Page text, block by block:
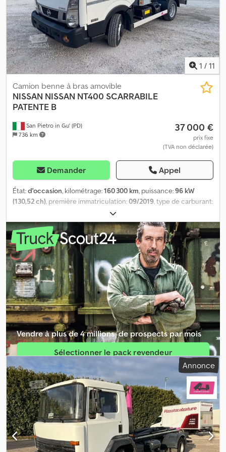
ordures : Chedexfiivspfx Ak Hea + Provence Benne (Faun) + Type
M50 Evo 2 TH LC SAD + Lève-bacs + Benne basculante + Presse +
Marchepied Véhicule communal, 1ʳᵉ main Recevez toutes les
nouvelles annonces par email – abonnez-vous à notre
NEWSLETTER ! Sous réserve d’erreurs ou de vente préalable.
1 / 11
San Pietro in Gu' (PD)
736 km
Camion benne à bras amovible
NISSAN NISSAN NT400 SCARRABILE
PATENTE B
37 000 €
prix fixe
(TVA non déclarée)
Demander Appel
État:d'occasion, kilométrage:160 300 km, puissance:96 kW
(130,52 ch), première immatriculation:09/2019, type de carburant:
2 essieux
d'engrenage:mécanique, classe d'émission:Euro 6, Année de
construction:2019 , TITRE : NISSAN NT400 PORTEUR À BENNE
AMOVIBLE, SUSPENSIONS À LAMES AVANT ET ARRIÈRE, PERMIS B
RÉF. : 24C83 ANNÉE : 09/2019 PUISSANCE : 130 ch CYLINDRÉE :
2953 cm³ NORME EURO : 6 KILOMÉTRAGE : 160 300 km BOÎTE DE
VITESSES : manuelle BLOCAGE DE DIFFÉRENTIEL : non
RETARDER/INTARDER : non ESSIEUX : 2 EMPATTEMENT : 2 500 mm
REMORQUAGE : non PROVENANCE : import CABINE : courte et
basse NOMBRE DE PLACES : 2 Chjdpfx Aju H Rw Ssk Hea CHARGE
UTILE : 1 050 kg - Poids total autorisé en charge (PTAC) porteur : 3
500 kg - Poids total autorisé en charge (PTAC) porteur +
remorque : kg TYPE DE CARROSSERIE : benne amovible neuve
MODÈLE DE BENNE AMOVIBLE : TAM T3 BRAS TÉLESCOPIQUE : oui
ROTATION DE BENNE : non ROULEAU : ADR : non CARROSSABILITÉ
DE : 2,50 m total À : 3,30 m total LONGUEUR TOTALE : 4,95 m
LONGUEUR TOTALE AVEC CONTENEUR : 5,25 m ACCESSOIRES : -
largeur voie avant : 1,75 m - largeur voie arrière : 1,80 m
RECONDITIONNÉ : oui RÉVISÉ : oui ÉTAT DES PNEUS : 80 % PRIX :
37 000,00 € HT sauf erreurs et/ou omissions Les prix affichés
s’entendent hors TVA. Veuillez contacter notre service
commercial pour un devis actualisé des prix et des conditions.
Pour plus d’informations : Loris : 3484773001 URL :
Vendre à plus de 4 millions ­ de prospects par mois
Sélectionner le pack revendeur
Créer une annonce unique
Annonce